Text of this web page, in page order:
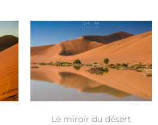
Le miroir du désert